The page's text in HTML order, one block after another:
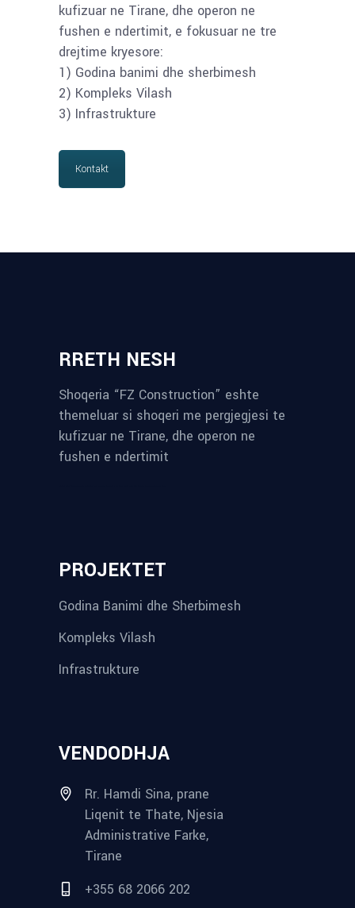
kufizuar ne Tirane, dhe operon ne
fushen e ndertimit, e fokusuar ne tre
drejtime kryesore:
1) Godina banimi dhe sherbimesh
2) Kompleks Vilash
3) Infrastrukture
Kontakt
RRETH NESH
Shoqeria “FZ Construction” eshte
themeluar si shoqeri me pergjegjesi te
kufizuar ne Tirane, dhe operon ne
fushen e ndertimit
PROJEKTET
Godina Banimi dhe Sherbimesh
Kompleks Vilash
Infrastrukture
VENDODHJA
Rr. Hamdi Sina, prane
Liqenit te Thate, Njesia
Administrative Farke,
Tirane
+355 68 2066 202